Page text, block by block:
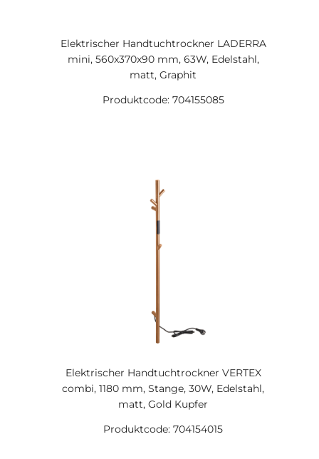
Elektrischer Handtuchtrockner LADERRA
mini, 560x370x90 mm, 63W, Edelstahl,
matt, Graphit
Produktcode: 704155085
Elektrischer Handtuchtrockner VERTEX
combi, 1180 mm, Stange, 30W, Edelstahl,
matt, Gold Kupfer
Produktcode: 704154015